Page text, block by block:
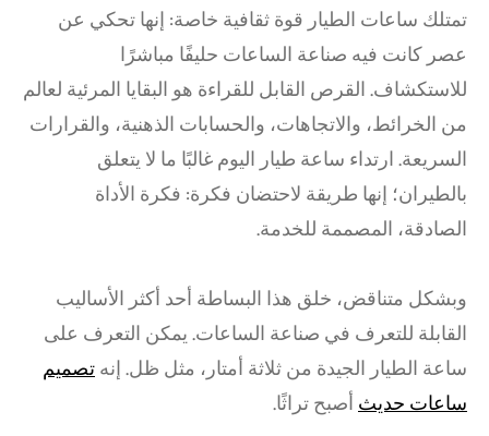
تمتلك ساعات الطيار قوة ثقافية خاصة: إنها تحكي عن
عصر كانت فيه صناعة الساعات حليفًا مباشرًا
للاستكشاف. القرص القابل للقراءة هو البقايا المرئية لعالم
من الخرائط، والاتجاهات، والحسابات الذهنية، والقرارات
السريعة. ارتداء ساعة طيار اليوم غالبًا ما لا يتعلق
بالطيران؛ إنها طريقة لاحتضان فكرة: فكرة الأداة
الصادقة، المصممة للخدمة.
وبشكل متناقض، خلق هذا البساطة أحد أكثر الأساليب
القابلة للتعرف في صناعة الساعات. يمكن التعرف على
ساعة الطيار الجيدة من ثلاثة أمتار، مثل ظل. إنه تصميم
ساعات حديث أصبح تراثًا.